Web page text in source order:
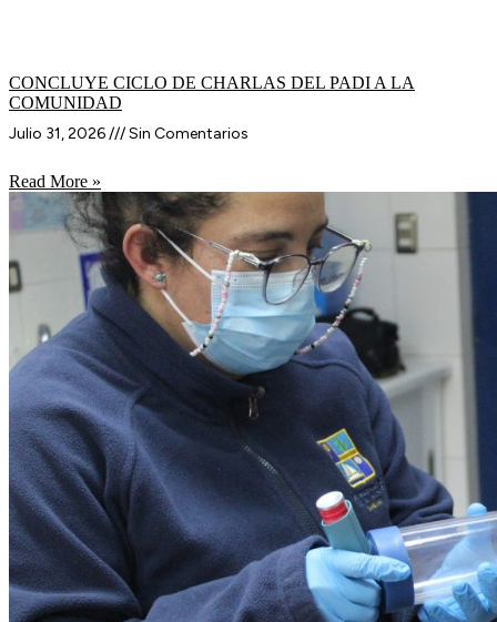
CONCLUYE CICLO DE CHARLAS DEL PADI A LA
COMUNIDAD
Julio 31, 2026
Sin Comentarios
Read More »